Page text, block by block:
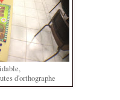
d'orthographe